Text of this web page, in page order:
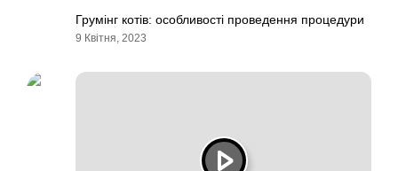
Грумінг котів: особливості проведення процедури
9 Квітня, 2023